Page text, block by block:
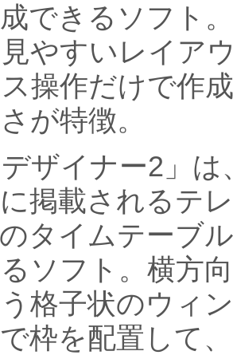
できるソフト
やすいレイア
操作だけで作
が特徴。
デザイナー2」は
掲載されるテ
タイムテーブ
ソフト。横方
格子状のウィ
枠を配置して